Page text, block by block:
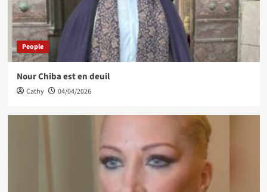
People
Nour Chiba est en deuil
Cathy 04/04/2026